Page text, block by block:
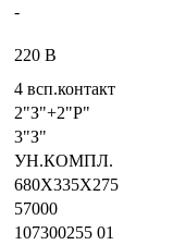
-
220 В
4 всп.контакт
2"З"+2"Р"
3"З"
УН.КОМПЛ.
680Х335Х275
57000
107300255 01